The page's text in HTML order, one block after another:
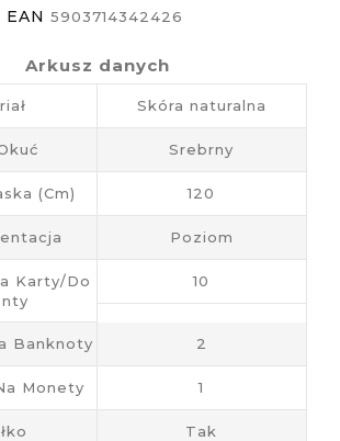
EAN 5903714342426
Arkusz danych
Skóra naturalna
Srebrny
(cm) 120
Poziom
Karty/do
10
Banknoty 2
Monety 1
Tak